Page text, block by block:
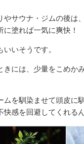
やサウナ・ジムの後は
塗れば一気に爽快！
いそうです。
きには、少量をこめか
ムを馴染ませて頭皮に
感を回避してくれるん